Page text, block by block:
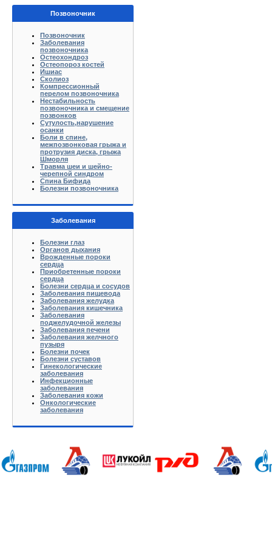
Позвоночник
Позвоночник
Заболевания
позвоночника
Остеохондроз
Остеопороз костей
Ишиас
Сколиоз
Компрессионный
перелом позвоночника
Нестабильность
позвоночника и смещение
позвонков
Сутулость,нарушение
осанки
Боли в спине,
межпозвонковая грыжа и
протрузия диска, грыжа
Шморля
Травма шеи и шейно-
черепной синдром
Спина Бифида
Болезни позвоночника
Заболевания
Болезни глаз
Органов дыхания
Врожденные пороки
сердца
Приобретенные пороки
сердца
Болезни сердца и сосудов
Заболевания пищевода
Заболевания желудка
Заболевания кишечника
Заболевания
поджелудочной железы
Заболевания печени
Заболевания желчного
пузыря
Болезни почек
Болезни суставов
Гинекологические
заболевания
Инфекционные
заболевания
Заболевания кожи
Онкологические
заболевания